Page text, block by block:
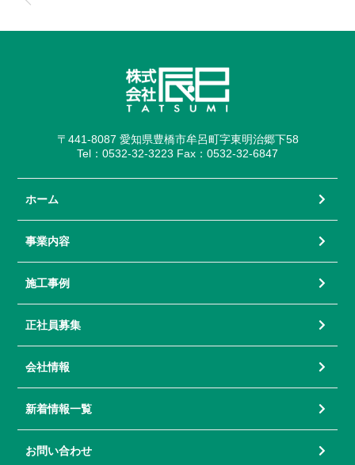
〒441-8087 愛知県豊橋市牟呂町字東明治郷下58
Tel：0532-32-3223 Fax：0532-32-6847
ホーム
事業内容
施工事例
正社員募集
会社情報
新着情報一覧
お問い合わせ